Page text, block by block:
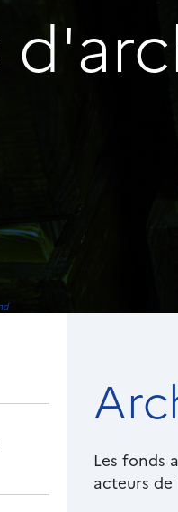
Chapô
Les fonds
acteurs de